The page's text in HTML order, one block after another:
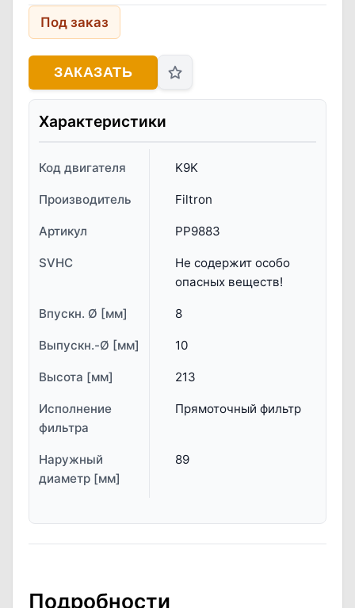
Под заказ
ЗАКАЗАТЬ
Характеристики
Код двигателя K9K
Производитель Filtron
Артикул PP9883
SVHC
Не содержит особо
опасных веществ!
Впускн. Ø [мм] 8
Выпускн.-Ø [мм] 10
Высота [мм] 213
Исполнение
фильтра
Прямоточный фильтр
Наружный
диаметр [мм]
89
Подробности